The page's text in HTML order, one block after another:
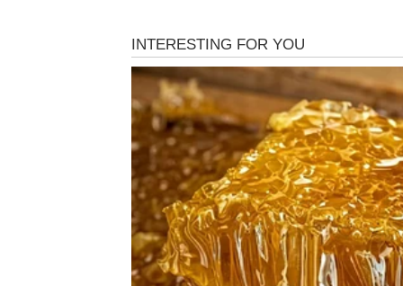
Osoba koju dugo niste čuli mogla bi
Ljubavna poruka
Ne reagujte impulsivno.
Sudbina vam daje priliku
Pred vama su zanimljivi dani.